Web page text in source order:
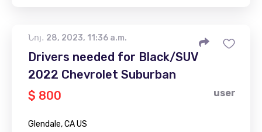
Նոյ․ 28, 2023, 11:36 a.m.
Drivers needed for Black/SUV
2022 Chevrolet Suburban
$ 800
user
Glendale, CA US